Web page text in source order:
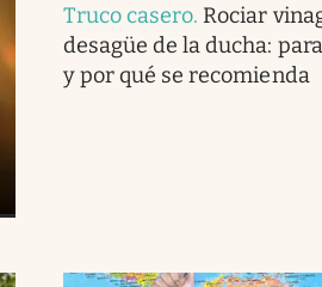
Truco casero. Rociar
desagüe de la ducha:
y por qué se recomienda